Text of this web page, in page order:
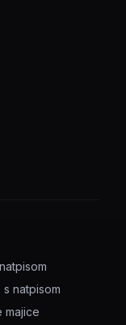
natpisom
majice